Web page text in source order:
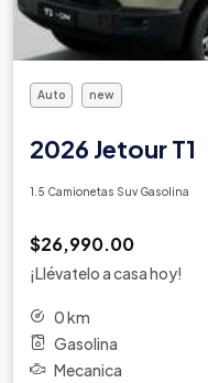
Auto new
2026 Jetour T1
1.5 Camionetas Suv Gasolina
$26,990.00
¡Llévatelo a casa hoy!
0 km
Gasolina
Mecanica